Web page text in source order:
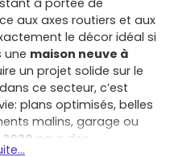
à portée de
aux axes routiers et aux
le décor idéal si
une maison neuve à
un projet solide sur le
ce secteur, c’est
plans optimisés, belles
malins, garage ou
2020 pour des